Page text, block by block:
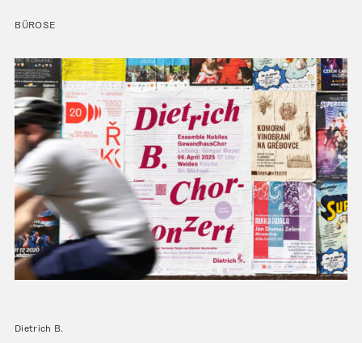
BÜROSE
Dietrich B.